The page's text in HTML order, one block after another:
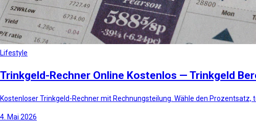
Lifestyle
Trinkgeld-Rechner Online Kostenlos — Trinkgeld
Kostenloser Trinkgeld-Rechner mit Rechnungsteilung. Wähle den
4. Mai 2026